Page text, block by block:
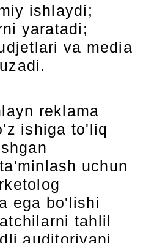
ishlaydi;
yaratadi;
va media
reklama
ishiga to'liq
uchun
ega bo'lishi
tahlil
auditoriyani